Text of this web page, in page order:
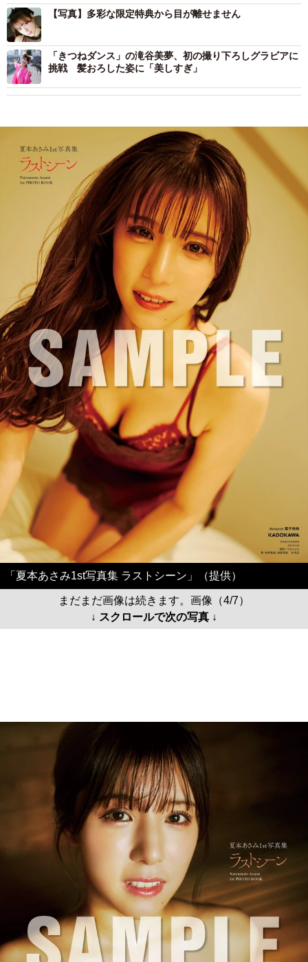
【写真】多彩な限定特典から目が離せません
「きつねダンス」の滝谷美夢、初の撮り下ろしグラビアに
挑戦 髪おろした姿に「美しすぎ」
「夏本あさみ1st写真集 ラストシーン」（提供）
まだまだ画像は続きます。画像（4/7）
↓ スクロールで次の写真 ↓